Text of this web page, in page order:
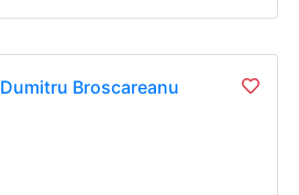
Dumitru Broscareanu